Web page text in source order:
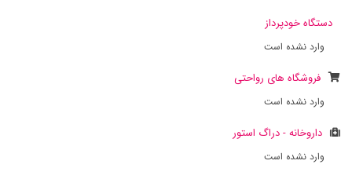
دستگاه خودپرداز
وارد نشده است
فروشگاه های رواحتی
وارد نشده است
داروخانه - دراگ استور
وارد نشده است